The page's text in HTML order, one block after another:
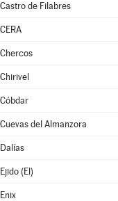
Castro de Filabres
CERA
Chercos
Chirivel
Cóbdar
Cuevas del Almanzora
Dalías
Ejido (El)
Enix